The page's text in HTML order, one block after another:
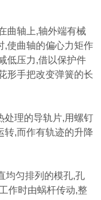
曲轴上,轴外端有械
,使曲轴的偏心力矩作
低压力,借以保护件
形手把改变弹簧的长
处理的导轨片,用螺钉
转,而作有轨迹的升降
均匀排列的模孔,孔
工作时由蜗杆传动,整